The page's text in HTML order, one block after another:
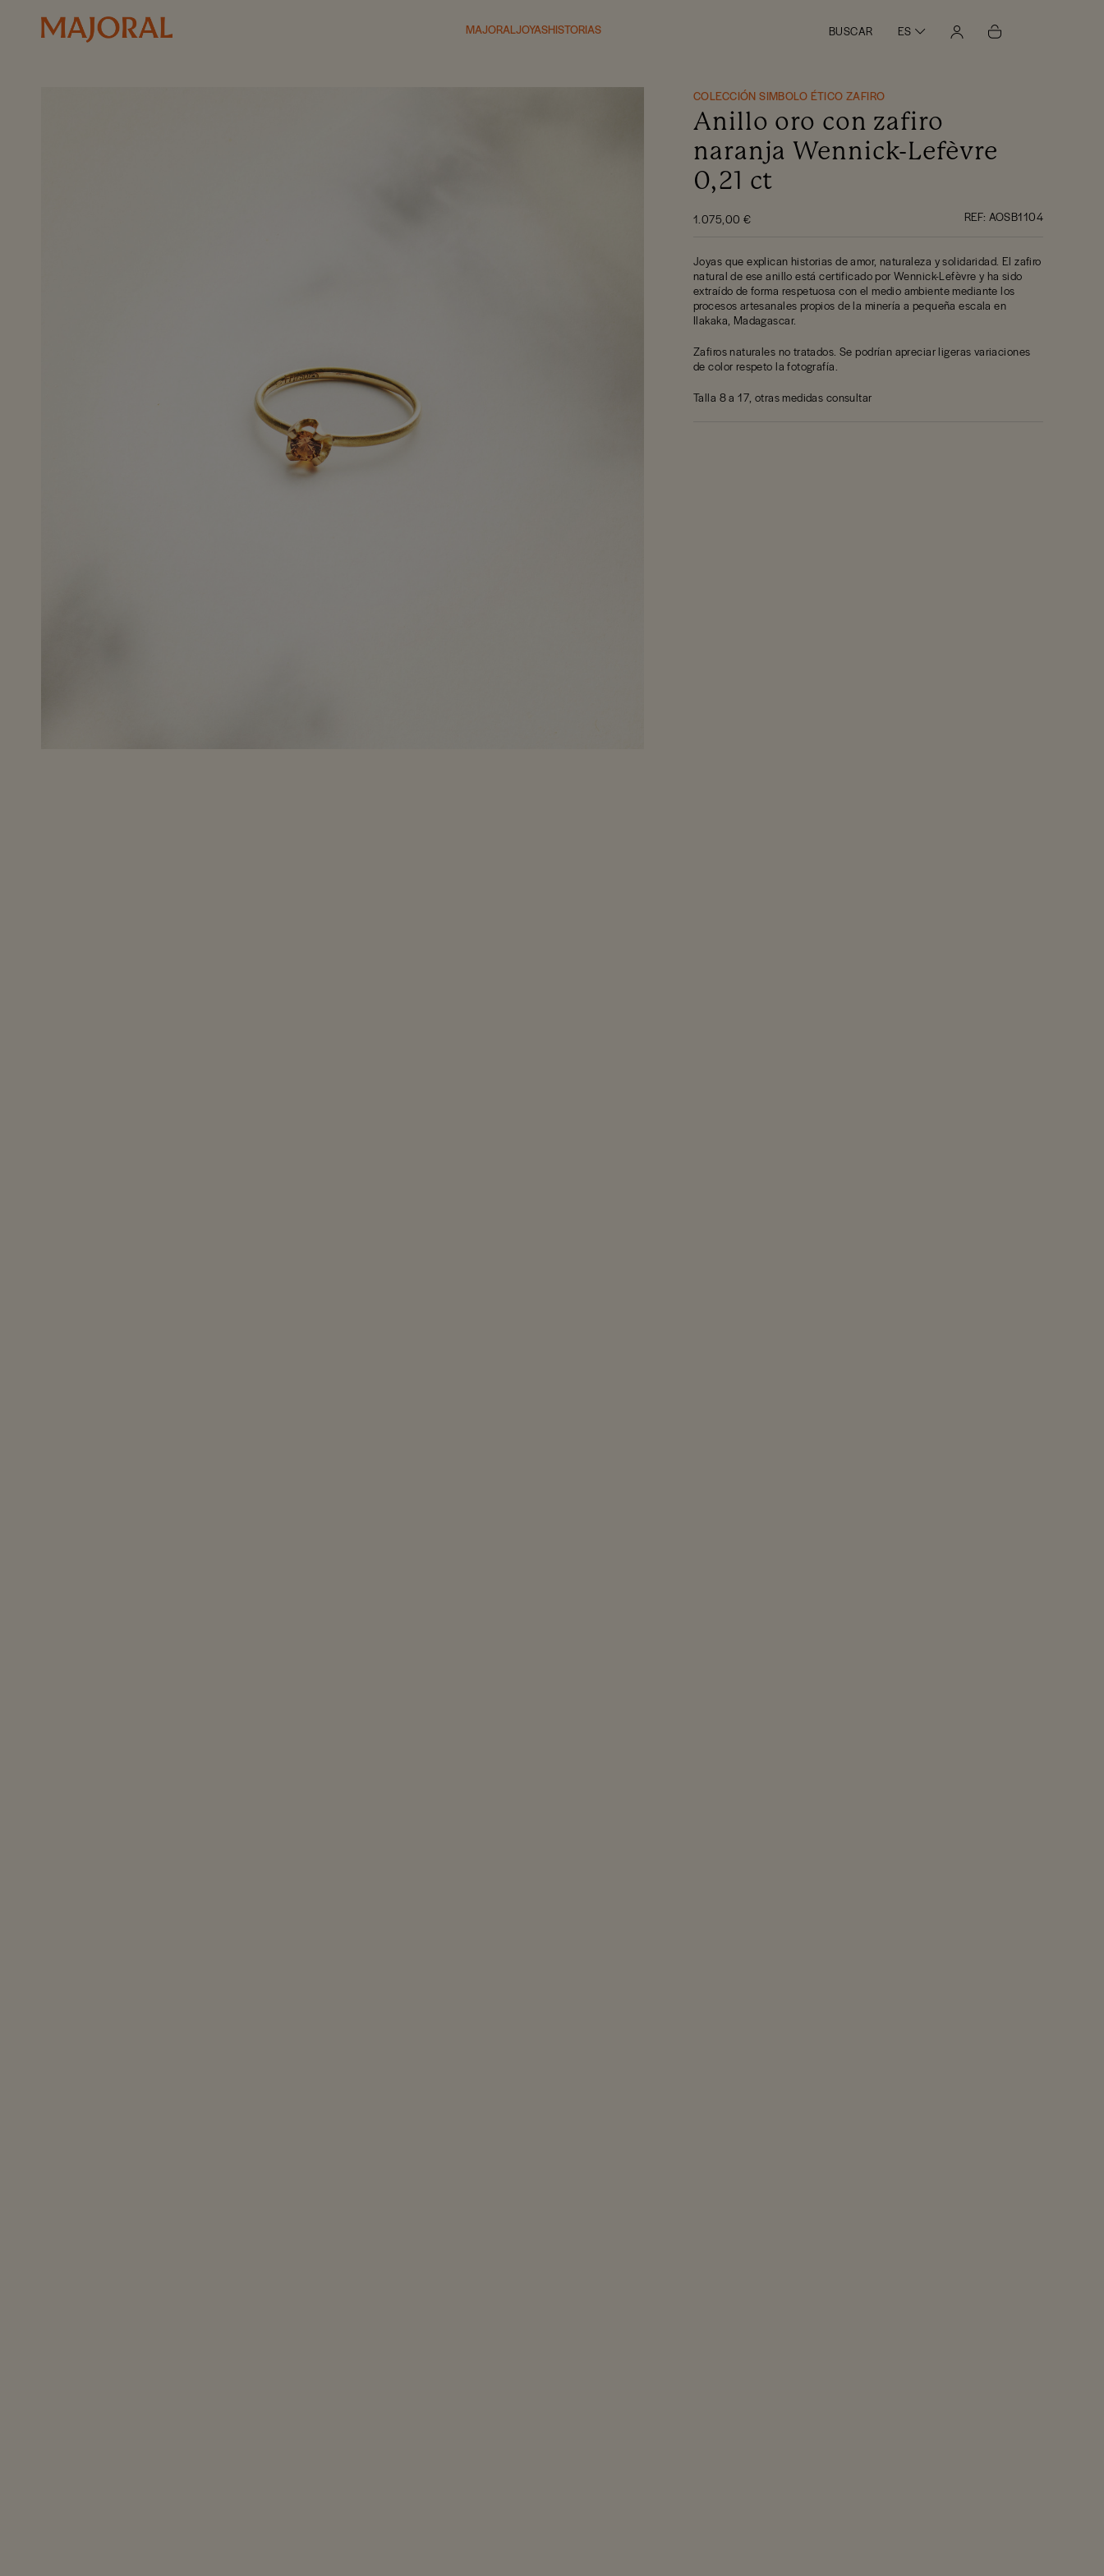
MAJORALJOYASHISTORIAS BUSCAR ES
COLECCIÓN SIMBOLO ÉTICO ZAFIRO
Anillo oro con zafiro
naranja Wennick-Lefèvre
0,21 ct
1.075,00 € REF: AOSB1104
Joyas que explican historias de amor, naturaleza y solidaridad. El zafiro
natural de ese anillo está certificado por Wennick-Lefèvre y ha sido
extraído de forma respetuosa con el medio ambiente mediante los
procesos artesanales propios de la minería a pequeña escala en
Ilakaka, Madagascar.
Zafiros naturales no tratados. Se podrían apreciar ligeras variaciones
de color respeto la fotografía.
Talla 8 a 17, otras medidas consultar